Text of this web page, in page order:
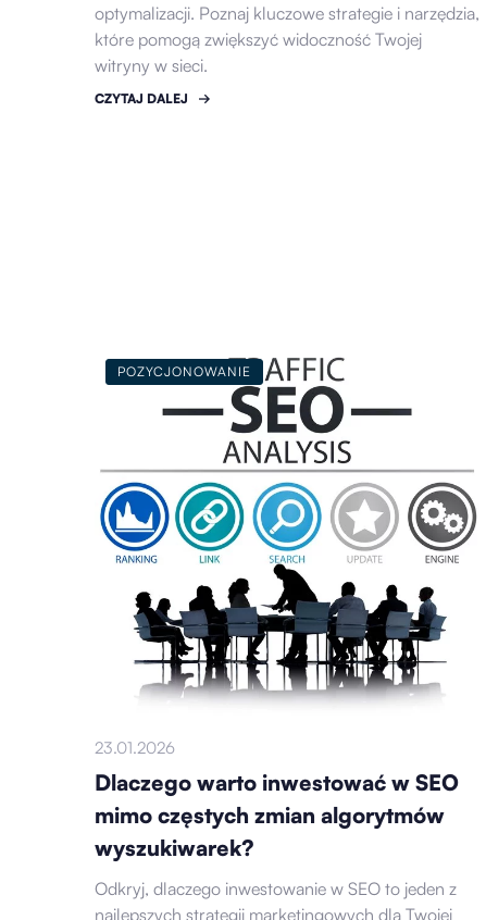
optymalizacji. Poznaj kluczowe strategie i narzędzia,
które pomogą zwiększyć widoczność Twojej
witryny w sieci.
CZYTAJ DALEJ
POZYCJONOWANIE
23.01.2026
Dlaczego warto inwestować w SEO
mimo częstych zmian algorytmów
wyszukiwarek?
Odkryj, dlaczego inwestowanie w SEO to jeden z
najlepszych strategii marketingowych dla Twojej